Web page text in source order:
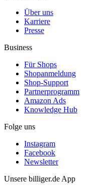
Über uns
Karriere
Presse
Business
Für Shops
Shopanmeldung
Shop-Support
Partnerprogramm
Amazon Ads
Knowledge Hub
Folge uns
Instagram
Facebook
Newsletter
Unsere billiger.de App